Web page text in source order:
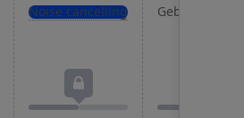
Noise cancelling